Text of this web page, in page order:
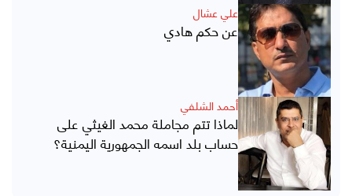
علي عشال
عن حكم هادي
أحمد الشلفي
لماذا تتم مجاملة محمد الغيثي على
حساب بلد اسمه الجمهورية اليمنية؟